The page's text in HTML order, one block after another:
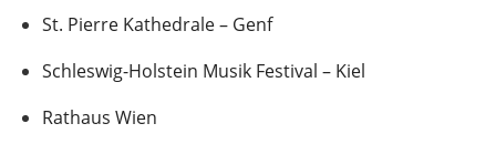
St. Pierre Kathedrale – Genf
Schleswig-Holstein Musik Festival – Kiel
Rathaus Wien